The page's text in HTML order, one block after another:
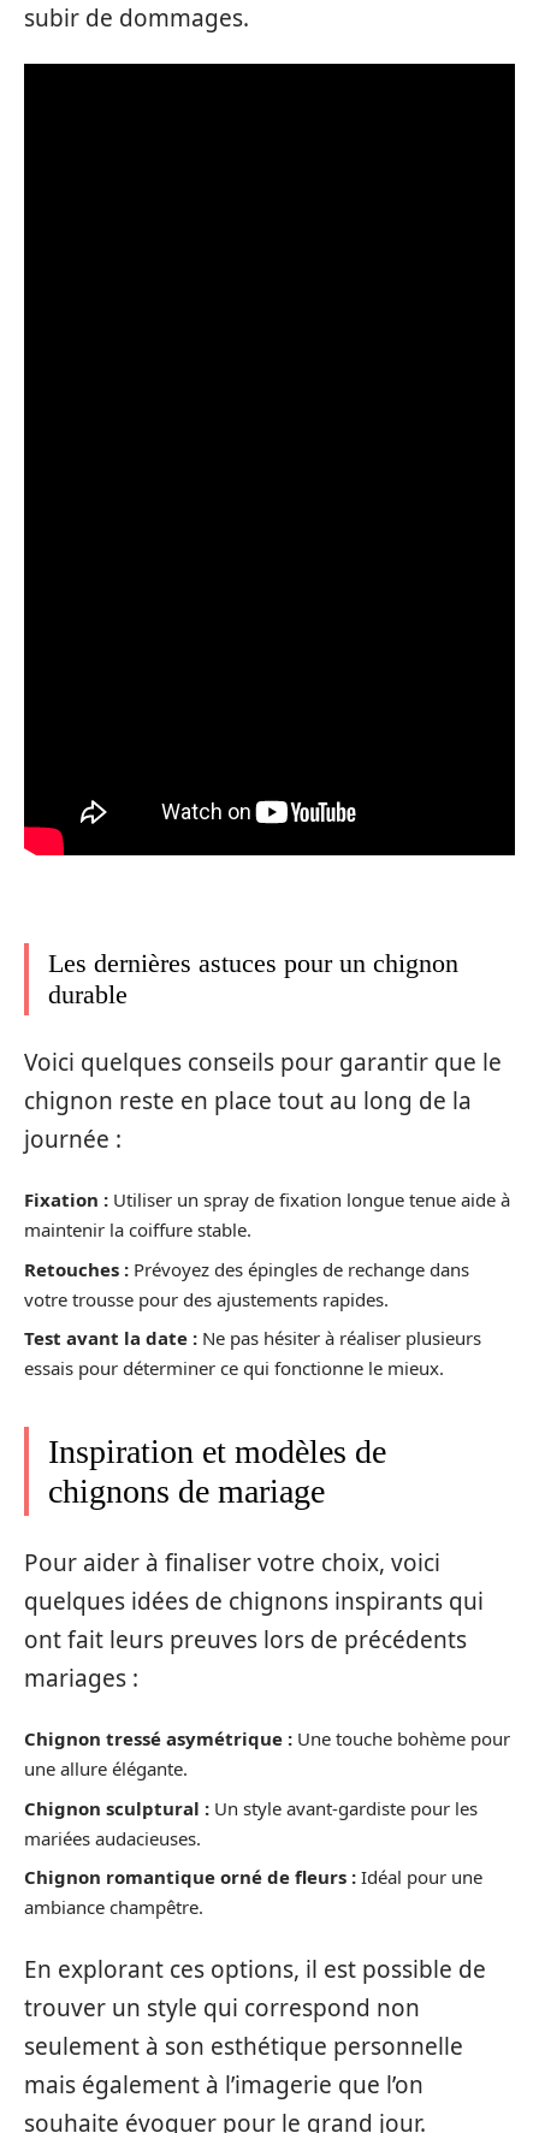
subir de dommages.
Les dernières astuces pour un chignon
durable
Voici quelques conseils pour garantir que le
chignon reste en place tout au long de la
journée :
Fixation : Utiliser un spray de fixation longue tenue aide à
maintenir la coiffure stable.
Retouches : Prévoyez des épingles de rechange dans
votre trousse pour des ajustements rapides.
Test avant la date : Ne pas hésiter à réaliser plusieurs
essais pour déterminer ce qui fonctionne le mieux.
Inspiration et modèles de
chignons de mariage
Pour aider à finaliser votre choix, voici
quelques idées de chignons inspirants qui
ont fait leurs preuves lors de précédents
mariages :
Chignon tressé asymétrique : Une touche bohème pour
une allure élégante.
Chignon sculptural : Un style avant-gardiste pour les
mariées audacieuses.
Chignon romantique orné de fleurs : Idéal pour une
ambiance champêtre.
En explorant ces options, il est possible de
trouver un style qui correspond non
seulement à son esthétique personnelle
mais également à l’imagerie que l’on
souhaite évoquer pour le grand jour.